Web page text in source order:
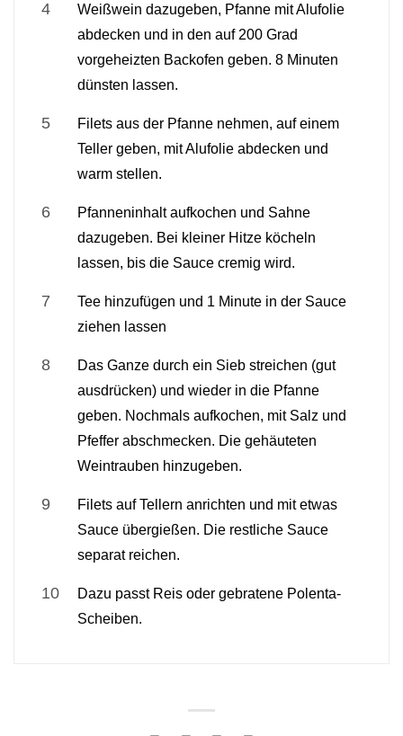
Weißwein dazugeben, Pfanne mit Alufolie
abdecken und in den auf 200 Grad
vorgeheizten Backofen geben. 8 Minuten
dünsten lassen.
Filets aus der Pfanne nehmen, auf einem
Teller geben, mit Alufolie abdecken und
warm stellen.
Pfanneninhalt aufkochen und Sahne
dazugeben. Bei kleiner Hitze köcheln
lassen, bis die Sauce cremig wird.
Tee hinzufügen und 1 Minute in der Sauce
ziehen lassen
Das Ganze durch ein Sieb streichen (gut
ausdrücken) und wieder in die Pfanne
geben. Nochmals aufkochen, mit Salz und
Pfeffer abschmecken. Die gehäuteten
Weintrauben hinzugeben.
Filets auf Tellern anrichten und mit etwas
Sauce übergießen. Die restliche Sauce
separat reichen.
Dazu passt Reis oder gebratene Polenta-
Scheiben.